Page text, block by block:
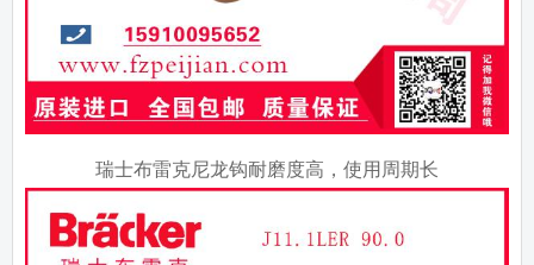
瑞士布雷克尼龙钩耐磨度高，使用周期长